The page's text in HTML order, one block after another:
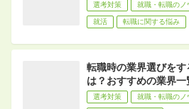
選考対策 就職・転職のノ
就活 転職に関する悩み
転職時の業界選びを
は？おすすめの業界一
選考対策 就職・転職のノ